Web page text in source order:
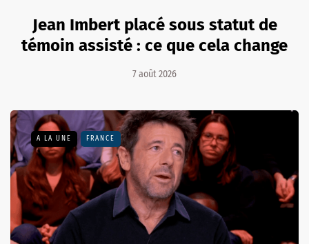
Jean Imbert placé sous statut de
témoin assisté : ce que cela change
7 août 2026
A LA UNE FRANCE